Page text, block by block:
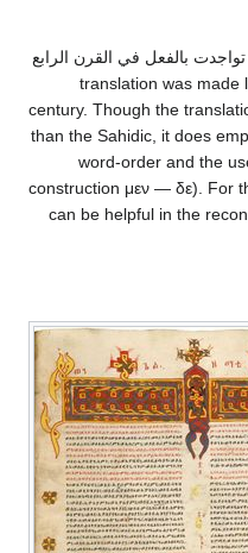
تواجدت بالفعل في القرن الرابع
translation was made
century. Though the
than the Sahidic, it does
word-order and the
construction μεν — δε). For
can be helpful in the